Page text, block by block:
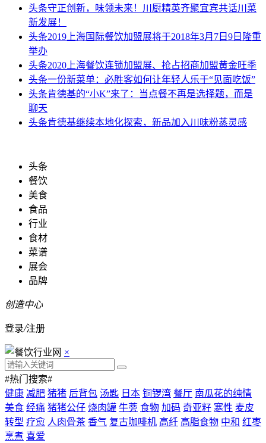
头条守正创新，味领未来！川厨精英齐聚宜宾共话川菜
新发展！
头条2019上海国际餐饮加盟展将于2018年3月7日9日隆重
举办
头条2020上海餐饮连锁加盟展、抢占招商加盟黄金旺季
头条一份新菜单：必胜客如何让年轻人乐于“见面吃饭”
头条肯德基的“小K”来了：当点餐不再是选择题，而是
聊天
头条肯德基继续本地化探索，新品加入川味粉蒸灵感
头条
餐饮
美食
食品
行业
食材
菜谱
展会
品牌
创造中心
登录/注册
×
#热门搜索#
健康 减肥 猪猪 后背包 汤匙 日本 铜锣湾 餐厅 南瓜花的纯情
美食 经痛 猪猪公仔 烧肉罐 牛蒡 食物 加码 奇亚籽 寒性 麦皮
转型 疗愈 人肉骨茶 香气 复古咖啡机 高纤 高脂食物 中和 红枣
烹煮 喜爱